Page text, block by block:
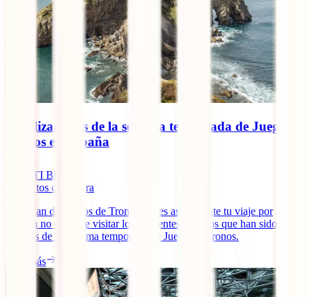
Localizaciones de la séptima temporada de Juego de
Tronos en España
IATI Blog
minutos de lectura
¿Eres fan de Juegos de Tronos? Si es así, durante tu viaje por
España no dejes de visitar los siguientes destinos que han sido
escenas de la séptima temporada de Juego de Tronos.
Leer más